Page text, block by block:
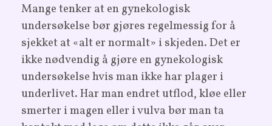
Mange tenker at en gynekologisk
undersøkelse bør gjøres regelmessig for å
sjekket at «alt er normalt» i skjeden. Det er
ikke nødvendig å gjøre en gynekologisk
undersøkelse hvis man ikke har plager i
underlivet. Har man endret utflod, kløe eller
smerter i magen eller i vulva bør man ta